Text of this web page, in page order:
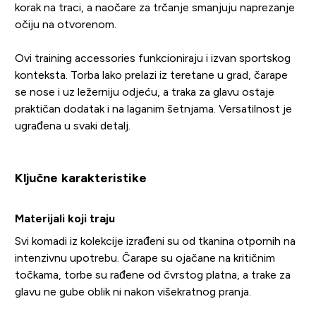
korak na traci, a naočare za trčanje smanjuju naprezanje
očiju na otvorenom.
Ovi training accessories funkcioniraju i izvan sportskog
konteksta. Torba lako prelazi iz teretane u grad, čarape
se nose i uz ležerniju odjeću, a traka za glavu ostaje
praktičan dodatak i na laganim šetnjama. Versatilnost je
ugrađena u svaki detalj.
Ključne karakteristike
Materijali koji traju
Svi komadi iz kolekcije izrađeni su od tkanina otpornih na
intenzivnu upotrebu. Čarape su ojačane na kritičnim
točkama, torbe su rađene od čvrstog platna, a trake za
glavu ne gube oblik ni nakon višekratnog pranja.